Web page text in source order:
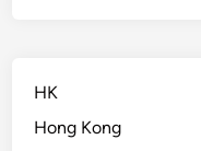
HK
Hong Kong